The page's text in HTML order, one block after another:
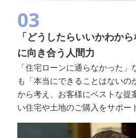
03
「どうしたらいいかわから
に向き合う人間力
「住宅ローンに通らなかった
も「本当にできることはないの
から考え、お客様にベストな提
い住宅や土地のご購入をサポー